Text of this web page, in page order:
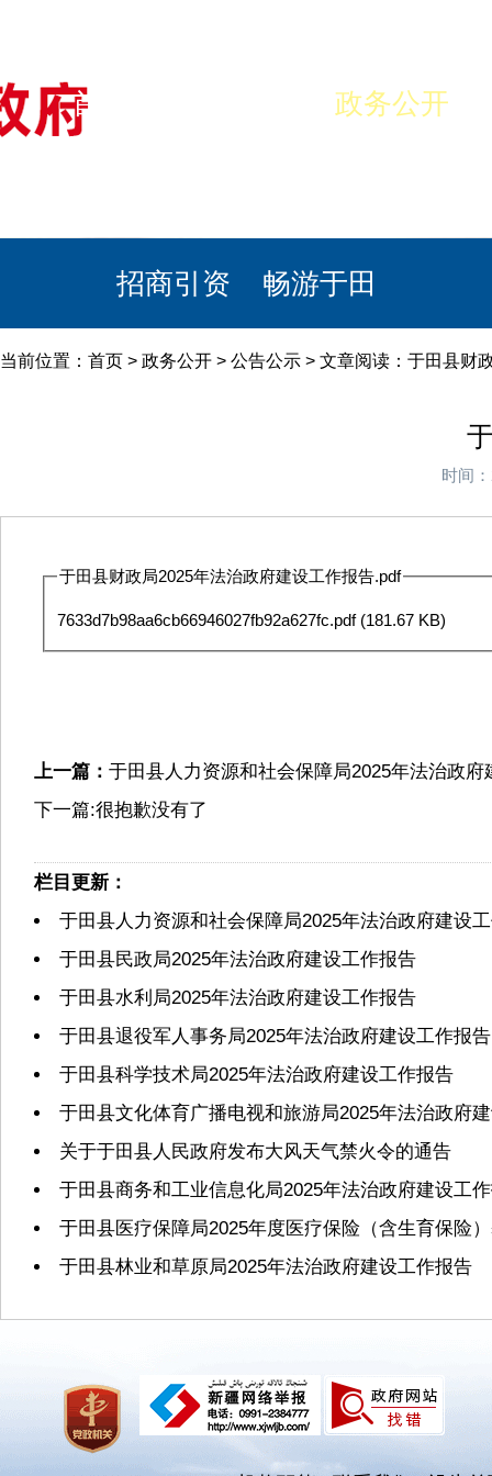
首页 政务公开
招商引资 畅游于田
当前位置： 首页 > 政务公开 > 公告公示 > 文章阅读：于田县财
时间
于田县财政局2025年法治政府建设工作报告.pdf
7633d7b98aa6cb66946027fb92a627fc.pdf(181.67 KB)
上一篇： 于田县人力资源和社会保障局2025年法治政
下一篇:很抱歉没有了
栏目更新：
于田县人力资源和社会保障局2025年法治政府建设
于田县民政局2025年法治政府建设工作报告
于田县水利局2025年法治政府建设工作报告
于田县退役军人事务局2025年法治政府建设工作报告
于田县科学技术局2025年法治政府建设工作报告
于田县文化体育广播电视和旅游局2025年法治政府
关于于田县人民政府发布大风天气禁火令的通告
于田县商务和工业信息化局2025年法治政府建设工
于田县医疗保障局2025年度医疗保险（含生育保险
于田县林业和草原局2025年法治政府建设工作报告